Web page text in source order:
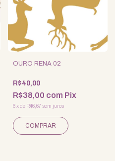
OURO RENA 02
R$40,00
R$38,00 com Pix
6 xde R$6,67 sem juros